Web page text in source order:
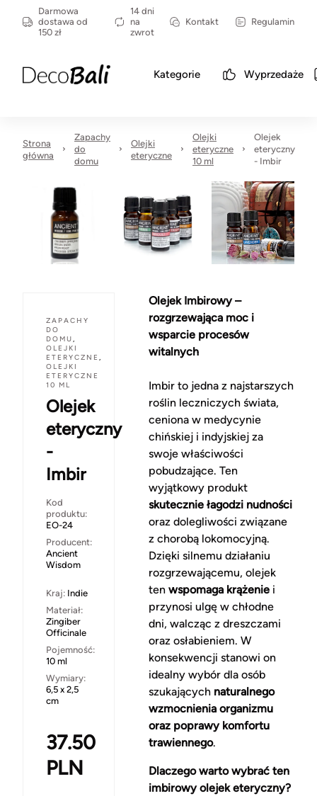
Darmowa
dostawa od
150 zł
14 dni
na
zwrot
Kontakt Regulamin
Kategorie Wyprzedaże
Strona
główna
Zapachy
do
domu
Olejki
eteryczne
Olejki
eteryczne
10 ml
Olejek
eteryczny
- Imbir
ZAPACHY
DO
DOMU,
OLEJKI
ETERYCZNE ,
OLEJKI
ETERYCZNE
10 ML
Olejek
eteryczny
-
Imbir
Kod
produktu:
EO-24
Producent:
Ancient
Wisdom
Kraj: Indie
Materiał:
Zingiber
Officinale
Pojemność:
10 ml
Wymiary:
6,5 x 2,5
cm
37.50
PLN
Olejek Imbirowy –
rozgrzewająca moc i
wsparcie procesów
witalnych
Imbir to jedna z najstarszych
roślin leczniczych świata,
ceniona w medycynie
chińskiej i indyjskiej za
swoje właściwości
pobudzające. Ten
wyjątkowy produkt
skutecznie łagodzi nudności
oraz dolegliwości związane
z chorobą lokomocyjną.
Dzięki silnemu działaniu
rozgrzewającemu, olejek
ten wspomaga krążeniei
przynosi ulgę w chłodne
dni, walcząc z dreszczami
oraz osłabieniem. W
konsekwencji stanowi on
idealny wybór dla osób
szukających naturalnego
wzmocnienia organizmu
oraz poprawy komfortu
trawiennego.
Dlaczego warto wybrać ten
imbirowy olejek eteryczny?